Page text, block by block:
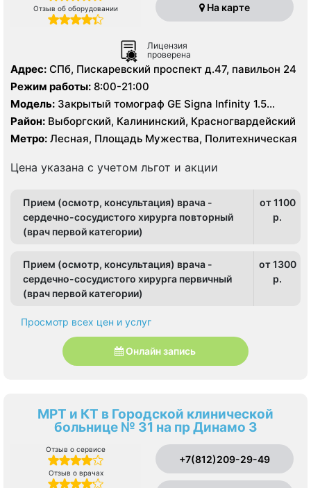
Отзыв об оборудовании На карте
Лицензия
проверена
Адрес: СПб, Пискаревский проспект д.47, павильон 24
Режим работы: 8:00-21:00
Модель: Закрытый томограф GE Signa Infinity 1.5
Тесла, КТ Toshiba Aguilion 64 среза, УЗИ
Район: Выборгский, Калининский, Красногвардейский
Метро: Лесная, Площадь Мужества, Политехническая
Цена указана с учетом льгот и акции
Прием (осмотр, консультация) врача -
сердечно-сосудистого хирурга повторный
(врач первой категории)
от 1100
p.
Прием (осмотр, консультация) врача -
сердечно-сосудистого хирурга первичный
(врач первой категории)
от 1300
p.
Просмотр всех цен и услуг
Онлайн запись
МРТ и КТ в Городской клинической
больнице № 31 на пр Динамо 3
Отзыв о сервисе
Отзыв о врачах
+7(812)209-29-49